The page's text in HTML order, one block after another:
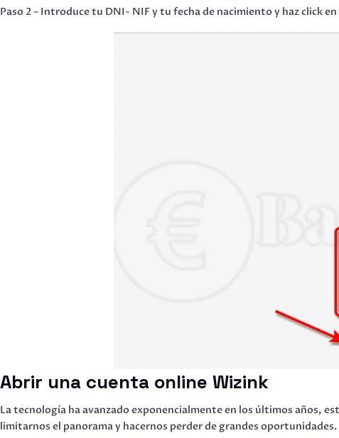
Paso 2 – Introduce tu DNI- NIF y tu fecha de nacimiento y haz click
Abrir una cuenta online Wizink
La tecnología ha avanzado exponencialmente en los últimos años,
limitarnos el panorama y hacernos perder de grandes oportunidades.